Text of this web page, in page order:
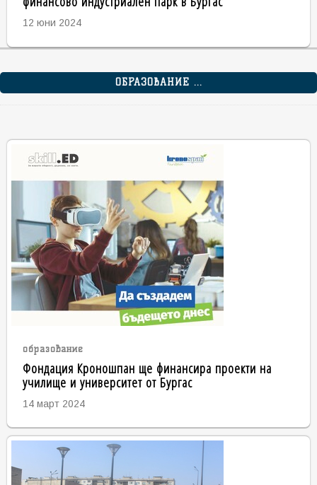
12 юни 2024
ОБРАЗОВАНИЕ ...
образование
Фондация Кроношпан ще финансира проекти на
училище и университет от Бургас
14 март 2024